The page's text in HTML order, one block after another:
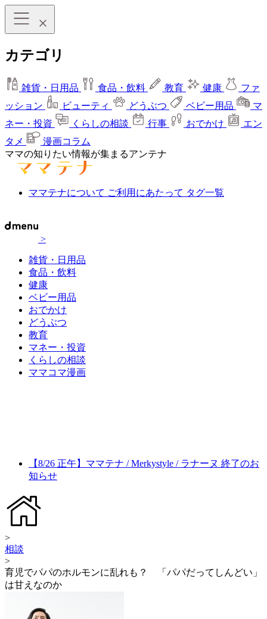
カテゴリ
雑貨・日用品 食品・飲料 教育 健康
ファ
ッション
ビューティ どうぶつ ベビー用品
マ
ネー・投資
くらしの相談 行事 おでかけ
エン
タメ
漫画コラム
ママの知りたい情報が集まるアンテナ
ママテナについて ご利用にあたって タグ一覧
>
雑貨・日用品
食品・飲料
健康
ベビー用品
おでかけ
どうぶつ
教育
マネー・投資
くらしの相談
ママコマ漫画
【8/26 正午】ママテナ / Merkystyle / ラナーヌ 終了のお
知らせ
>
相談
>
育児でパパのホルモンに乱れも？ 「パパだってしんどい」
は甘えなのか